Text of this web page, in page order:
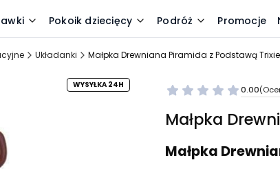
Pokoik dziecięcy Podróż Promocje
Układanki Małpka Drewniana Piramida z Podstawą
WYSYŁKA 24H 0.00
Małpka
Małpka